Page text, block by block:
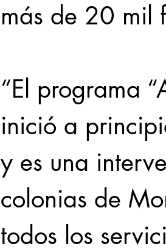
más de 20 mil
“El programa
inició a
y es una
colonias de
todos los